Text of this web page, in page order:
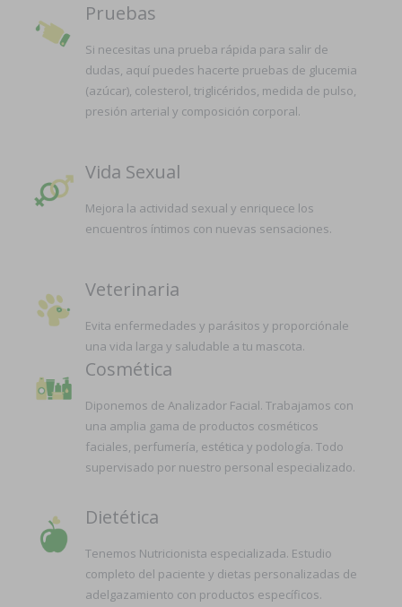
Pruebas
Si necesitas una prueba rápida para salir de
dudas, aquí puedes hacerte pruebas de glucemia
(azúcar), colesterol, triglicéridos, medida de pulso,
presión arterial y composición corporal.
Vida Sexual
Mejora la actividad sexual y enriquece los
encuentros íntimos con nuevas sensaciones.
Veterinaria
Evita enfermedades y parásitos y proporciónale
una vida larga y saludable a tu mascota.
Cosmética
Diponemos de Analizador Facial. Trabajamos con
una amplia gama de productos cosméticos
faciales, perfumería, estética y podología. Todo
supervisado por nuestro personal especializado.
Dietética
Tenemos Nutricionista especializada. Estudio
completo del paciente y dietas personalizadas de
adelgazamiento con productos específicos.